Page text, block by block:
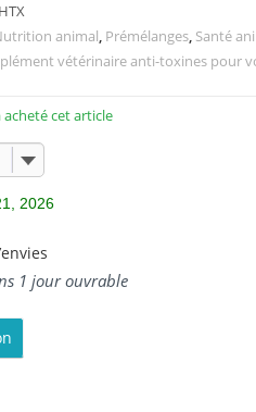
animal, Prémélanges, Santé
vétérinaire anti-toxines pour
cet article
2026
1 jour ouvrable